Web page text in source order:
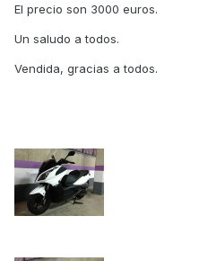
El precio son 3000 euros.
Un saludo a todos.
Vendida, gracias a todos.